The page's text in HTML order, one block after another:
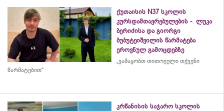
ქუთაისის N37 სკოლის
კურსდამთავრებულების - ლუკა
ბერიძისა და გიორგი
ბუბუტეიშვილის წარმატება
ეროვნულ გამოცდებზე
„ვამაყობთ თითოეული თქვენი
წარმატებით“
კრწანისის საჯარო სკოლის